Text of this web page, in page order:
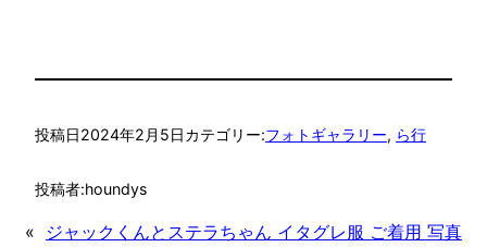
投稿日2024年2月5日カテゴリー:フォトギャラリー, ら行
投稿者:houndys
«
ジャックくんとステラちゃん イタグレ服 ご着用 写真